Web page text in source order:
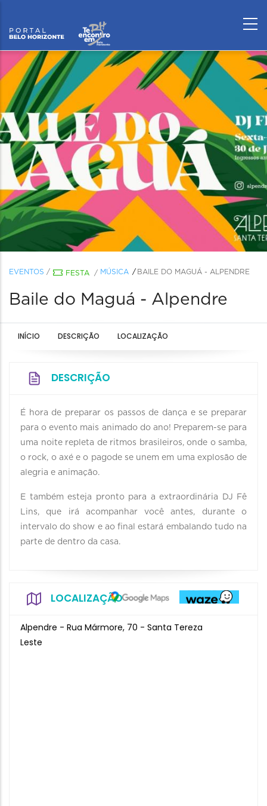
EVENTOS / FESTA / MÚSICA BAILE DO MAGUÁ - ALPENDRE
Baile do Maguá - Alpendre
INÍCIO DESCRIÇÃO LOCALIZAÇÃO
DESCRIÇÃO
É hora de preparar os passos de dança e se preparar
para o evento mais animado do ano! Preparem-se para
uma noite repleta de ritmos brasileiros, onde o samba,
o rock, o axé e o pagode se unem em uma explosão de
alegria e animação.
E também esteja pronto para a extraordinária DJ Fê
Lins, que irá acompanhar você antes, durante o
intervalo do show e ao final estará embalando tudo na
parte de dentro da casa.
LOCALIZAÇÃO
Alpendre - Rua Mármore, 70 - Santa Tereza
Leste